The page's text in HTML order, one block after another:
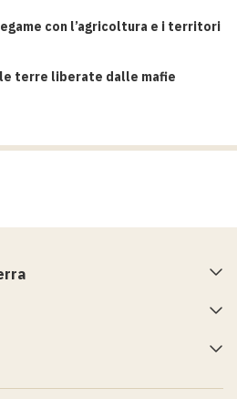
con l’agricoltura e i territori
terre liberate dalle mafie